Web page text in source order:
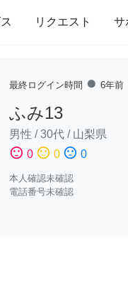
リクエスト サ
引っ越し インテ
最終ログイン時間 fiber_manual_record 6年前
ふみ13
男性 /30代 / 山梨県
sentiment_satisfied 0 sentiment_neutral 0 sentiment_dissatisfied 0
本人確認未確認
電話番号未確認